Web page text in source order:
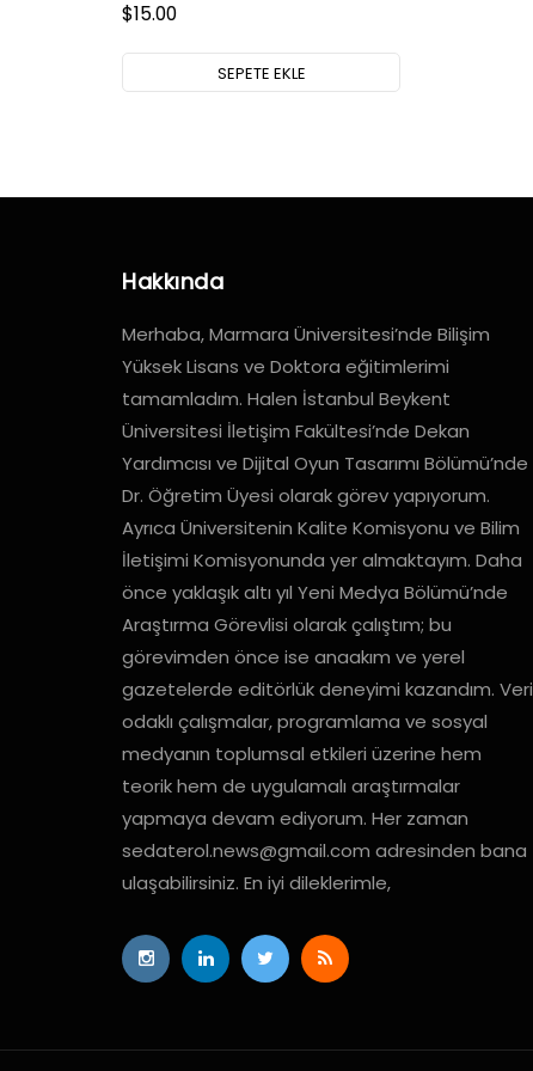
$15.00
SEPETE EKLE
Hakkında
Merhaba, Marmara Üniversitesi’nde Bilişim
Yüksek Lisans ve Doktora eğitimlerimi
tamamladım. Halen İstanbul Beykent
Üniversitesi İletişim Fakültesi’nde Dekan
Yardımcısı ve Dijital Oyun Tasarımı Bölümü’nde
Dr. Öğretim Üyesi olarak görev yapıyorum.
Ayrıca Üniversitenin Kalite Komisyonu ve Bilim
İletişimi Komisyonunda yer almaktayım. Daha
önce yaklaşık altı yıl Yeni Medya Bölümü’nde
Araştırma Görevlisi olarak çalıştım; bu
görevimden önce ise anaakım ve yerel
gazetelerde editörlük deneyimi kazandım. Veri
odaklı çalışmalar, programlama ve sosyal
medyanın toplumsal etkileri üzerine hem
teorik hem de uygulamalı araştırmalar
yapmaya devam ediyorum. Her zaman
sedaterol.news@gmail.com adresinden bana
ulaşabilirsiniz. En iyi dileklerimle,